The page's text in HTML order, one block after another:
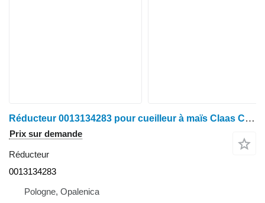
Réducteur 0013134283 pour cueilleur à maïs Claas Conspeed 8-75 FC przystawka do kukurydzy
Prix sur demande
Réducteur
0013134283
Pologne, Opalenica